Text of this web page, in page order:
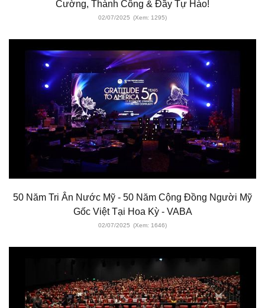
Cường, Thành Công & Đầy Tự Hào!
02/07/2025 (Xem: 1295)
50 Năm Tri Ân Nước Mỹ - 50 Năm Cộng Đồng Người Mỹ
Gốc Việt Tại Hoa Kỳ - VABA
02/07/2025 (Xem: 1646)